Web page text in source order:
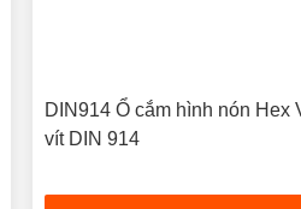
DIN914 Ổ cắm hình nón Hex
vít DIN 914